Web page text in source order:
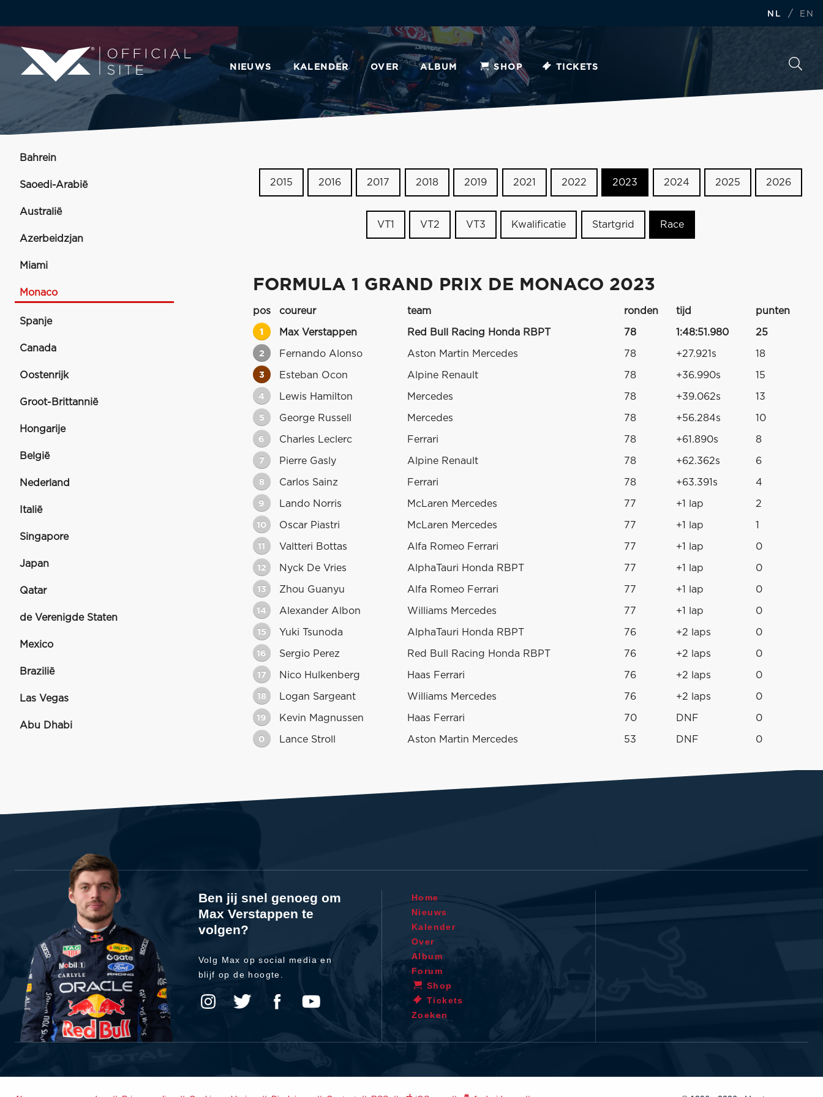
NL / EN
NIEUWS KALENDER OVER ALBUM SHOP TICKETS
Bahrein
Saoedi-Arabië
Australië
Azerbeidzjan
Miami
Monaco
Spanje
Canada
Oostenrijk
Groot-Brittannië
Hongarije
België
Nederland
Italië
Singapore
Japan
Qatar
de Verenigde Staten
Mexico
Brazilië
Las Vegas
Abu Dhabi
2015 2016 2017 2018 2019 2021 2022 2023 2024 2025 2026
VT1 VT2 VT3 Kwalificatie Startgrid Race
FORMULA 1 GRAND PRIX DE MONACO 2023
pos coureur team ronden tijd punten
1 Max Verstappen Red Bull Racing Honda RBPT 78 1:48:51.980 25
2 Fernando Alonso Aston Martin Mercedes 78 +27.921s 18
3 Esteban Ocon Alpine Renault 78 +36.990s 15
4 Lewis Hamilton Mercedes 78 +39.062s 13
5 George Russell Mercedes 78 +56.284s 10
6 Charles Leclerc Ferrari 78 +61.890s 8
7 Pierre Gasly Alpine Renault 78 +62.362s 6
8 Carlos Sainz Ferrari 78 +63.391s 4
9 Lando Norris McLaren Mercedes 77 +1 lap 2
10 Oscar Piastri McLaren Mercedes 77 +1 lap 1
11 Valtteri Bottas Alfa Romeo Ferrari 77 +1 lap 0
12 Nyck De Vries AlphaTauri Honda RBPT 77 +1 lap 0
13 Zhou Guanyu Alfa Romeo Ferrari 77 +1 lap 0
14 Alexander Albon Williams Mercedes 77 +1 lap 0
15 Yuki Tsunoda AlphaTauri Honda RBPT 76 +2 laps 0
16 Sergio Perez Red Bull Racing Honda RBPT 76 +2 laps 0
17 Nico Hulkenberg Haas Ferrari 76 +2 laps 0
18 Logan Sargeant Williams Mercedes 76 +2 laps 0
19 Kevin Magnussen Haas Ferrari 70 DNF 0
0 Lance Stroll Aston Martin Mercedes 53 DNF 0
Ben jij snel genoeg om
Max Verstappen te
volgen?
Volg Max op social media en
blijf op de hoogte.
Home
Nieuws
Kalender
Over
Album
Forum
Shop
Tickets
Zoeken